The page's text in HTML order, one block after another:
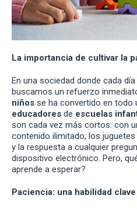
La importancia de cultivar la
En una sociedad donde cada
buscamos un refuerzo
niños se ha convertido en todo
educadores de escuelas
son cada vez más cortos: con
contenido ilimitado, los
y la respuesta a cualquier
dispositivo electrónico. Pero,
aprende a esperar?
Paciencia: una habilidad